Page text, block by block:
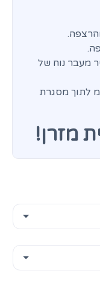
מעבר נוח של
נכנס כ-4 ס"מ לתוך מסגרת